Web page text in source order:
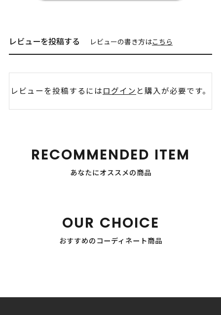
レビューを投稿する レビューの書き方はこちら
レビューを投稿するにはログイン と購入が必要です。
RECOMMENDED ITEM
あなたにオススメの商品
OUR CHOICE
おすすめのコーディネート商品